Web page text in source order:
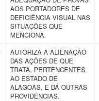
AOS PORTADORES DE
DEFICIÊNCIA VISUAL NAS
SITUAÇÕES QUE
MENCIONA.
AUTORIZA A ALIENAÇÃO
DAS AÇÕES DE QUE
TRATA, PERTENCENTES
AO ESTADO DE
ALAGOAS, E DÁ OUTRAS
PROVIDÊNCIAS.